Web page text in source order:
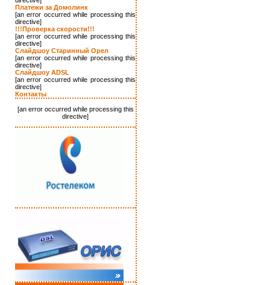
Платежи за Домолинк
[an error occurred while processing this
directive]
!!!Проверка скорости!!!
[an error occurred while processing this
directive]
Слайдшоу Старинный Орел
[an error occurred while processing this
directive]
Слайдшоу ADSL
[an error occurred while processing this
directive]
Контакты
[an error occurred while processing this
directive]